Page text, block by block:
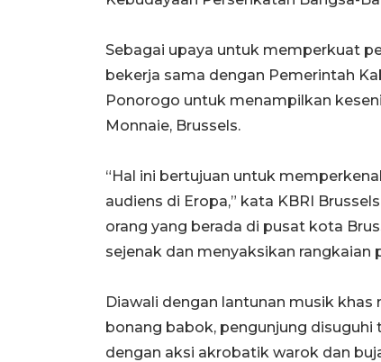
Sebagai upaya untuk memperkuat
bekerja sama dengan Pemerintah
Ponorogo untuk menampilkan
Monnaie, Brussels.
“Hal ini bertujuan untuk
audiens di Eropa,” kata KBRI
orang yang berada di pusat kota
sejenak dan menyaksikan rangkaian
Diawali dengan lantunan musik khas
bonang babok, pengunjung disuguhi
dengan aksi akrobatik warok dan